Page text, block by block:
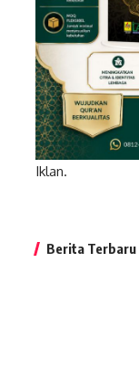
Iklan.
Berita Terbaru